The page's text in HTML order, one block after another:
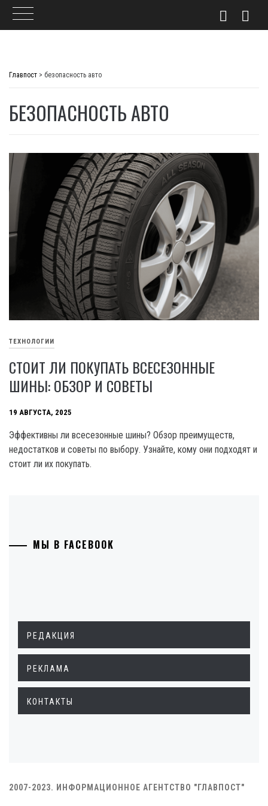
Главпост > безопасность авто
БЕЗОПАСНОСТЬ АВТО
ТЕХНОЛОГИИ
СТОИТ ЛИ ПОКУПАТЬ ВСЕСЕЗОННЫЕ
ШИНЫ: ОБЗОР И СОВЕТЫ
19 АВГУСТА, 2025
Эффективны ли всесезонные шины? Обзор преимуществ,
недостатков и советы по выбору. Узнайте, кому они подходят и
стоит ли их покупать.
МЫ В FACEBOOK
РЕДАКЦИЯ
РЕКЛАМА
КОНТАКТЫ
2007-2023. ИНФОРМАЦИОННОЕ АГЕНТСТВО "ГЛАВПОСТ"